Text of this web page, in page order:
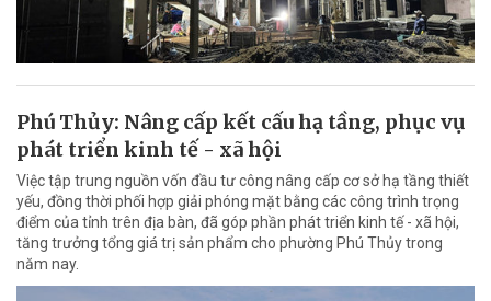
Phú Thủy: Nâng cấp kết cấu hạ tầng, phục vụ
phát triển kinh tế - xã hội
Việc tập trung nguồn vốn đầu tư công nâng cấp cơ sở hạ tầng thiết
yếu, đồng thời phối hợp giải phóng mặt bằng các công trình trọng
điểm của tỉnh trên địa bàn, đã góp phần phát triển kinh tế - xã hội,
tăng trưởng tổng giá trị sản phẩm cho phường Phú Thủy trong
năm nay.